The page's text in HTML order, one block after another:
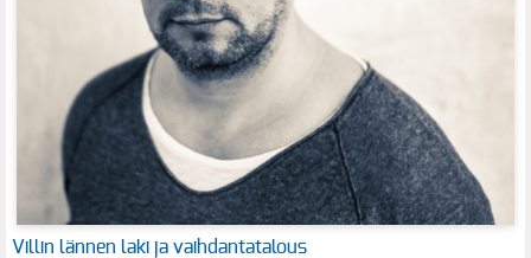
Villin lännen laki ja vaihdantatalous